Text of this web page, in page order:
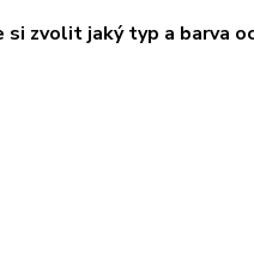
zvolit jaký typ a barva